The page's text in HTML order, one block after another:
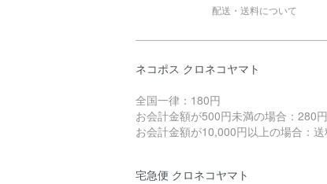
配送・送料について
ネコポス クロネコヤマト
全国一律：180円
お会計金額が500円未満の場合：280円
お会計金額が10,000円以上の場合：
宅急便 クロネコヤマト